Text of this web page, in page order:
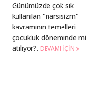
Günümüzde çok sık
kullanılan "narsisizm"
kavramının temelleri
çocukluk döneminde mi
atılıyor?. DEVAMI IÇIN